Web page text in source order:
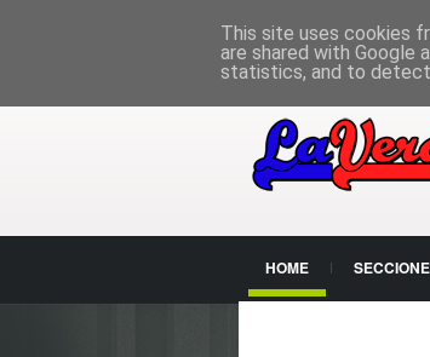
HOME
This site uses cookies
are shared with Google
statistics, and to detect